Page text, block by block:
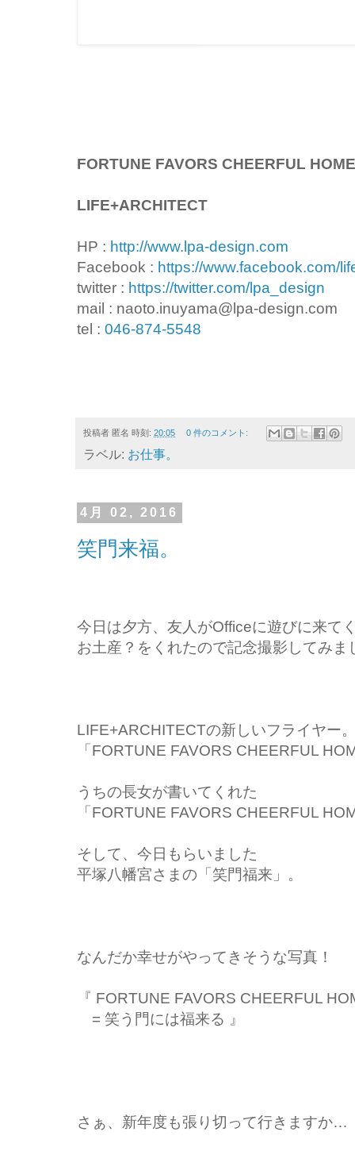
FORTUNE FAVORS CHEERFUL
LIFE+ARCHITECT
HP : http://www.lpa-design.com
Facebook : https://www.facebook.com/
twitter : https://twitter.com/lpa_design
mail : naoto.inuyama@lpa-design.com
tel : 046-874-5548
投稿者 匿名 時刻: 20:05 0 件のコメント:
ラベル: お仕事。
4月 02, 2016
笑門来福。
今日は夕方、友人がOfficeに遊びに来て
お土産？をくれたので記念撮影してみま
LIFE+ARCHITECTの新しいフライヤー
「FORTUNE FAVORS CHEERFUL
うちの長女が書いてくれた
「FORTUNE FAVORS CHEERFUL
そして、今日もらいました
平塚八幡宮さまの「笑門福来」。
なんだか幸せがやってきそうな写真！
『 FORTUNE FAVORS CHEERFUL
= 笑う門には福来る 』
さぁ、新年度も張り切って行きますか…